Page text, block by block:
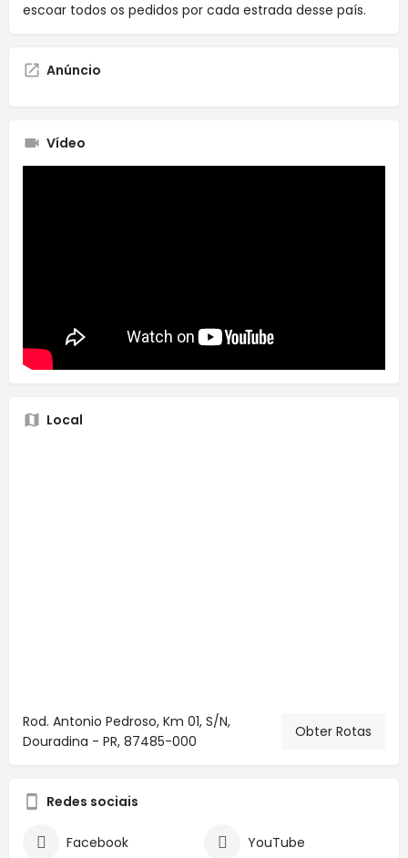
escoar todos os pedidos por cada estrada desse país.
Anúncio
Vídeo
Local
Rod. Antonio Pedroso, Km 01, S/N,
Douradina - PR, 87485-000
Obter Rotas
Redes sociais
Facebook YouTube